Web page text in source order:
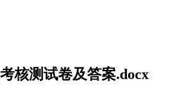
核测试卷及答案.docx